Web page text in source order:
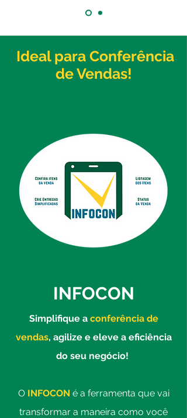
Ideal para Conferência
de Vendas!
INFOCON
Simplifique a conferência de
vendas, agilize e eleve a eficiência
do seu negócio!
O INFOCON é a ferramenta que vai
transformar a maneira como você